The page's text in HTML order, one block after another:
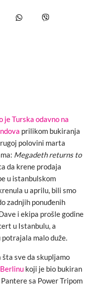
je Turska odavno na
prilikom bukiranja
polovini marta
Megadeth returns to
da krene prodaja
u istanbulskom
u aprilu, bili smo
zadnjih ponuđenih
i ekipa prošle godine
u Istanbulu, a
malo duže.
šta sve da skupljamo
koji je bio bukiran
sa Power Tripom